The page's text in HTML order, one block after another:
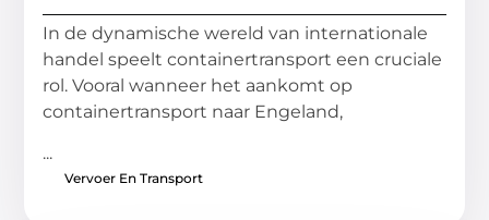
In de dynamische wereld van internationale
handel speelt containertransport een cruciale
rol. Vooral wanneer het aankomt op
containertransport naar Engeland,
...
Vervoer En Transport